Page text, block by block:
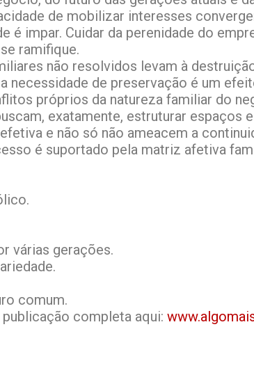
de mobilizar interesses
impar. Cuidar da perenidade do
ramifique.
não resolvidos levam à
de preservação é um
próprios da natureza familiar do
exatamente, estruturar espaços
e não só não ameacem a
é suportado pela matriz afetiva
várias gerações.
comum.
completa aqui: